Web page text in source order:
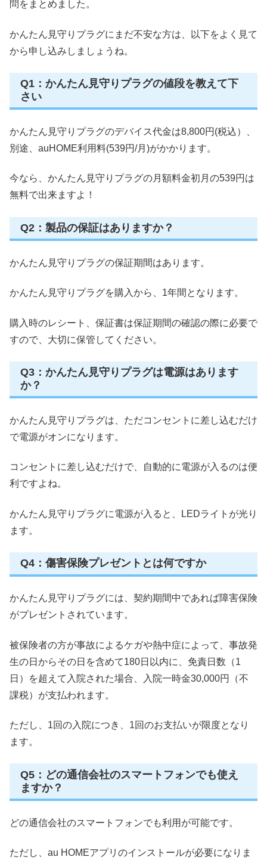
問をまとめました。
かんたん見守りプラグにまだ不安な方は、以下をよく見て
から申し込みしましょうね。
Q1：かんたん見守りプラグの値段を教えて下
さい
かんたん見守りプラグのデバイス代金は8,800円(税込）、
別途、auHOME利用料(539円/月)がかかります。
今なら、かんたん見守りプラグの月額料金初月の539円は
無料で出来ますよ！
Q2：製品の保証はありますか？
かんたん見守りプラグの保証期間はあります。
かんたん見守りプラグを購入から、1年間となります。
購入時のレシート、保証書は保証期間の確認の際に必要で
すので、大切に保管してください。
Q3：かんたん見守りプラグは電源はあります
か？
かんたん見守りプラグは、ただコンセントに差し込むだけ
で電源がオンになります。
コンセントに差し込むだけで、自動的に電源が入るのは便
利ですよね。
かんたん見守りプラグに電源が入ると、LEDライトが光り
ます。
Q4：傷害保険プレゼントとは何ですか
かんたん見守りプラグには、契約期間中であれば障害保険
がプレゼントされています。
被保険者の方が事故によるケガや熱中症によって、事故発
生の日からその日を含めて180日以内に、免責日数（1
日）を超えて入院された場合、入院一時金30,000円（不
課税）が支払われます。
ただし、1回の入院につき、1回のお支払いが限度となり
ます。
Q5：どの通信会社のスマートフォンでも使え
ますか？
どの通信会社のスマートフォンでも利用が可能です。
ただし、au HOMEアプリのインストールが必要になりま